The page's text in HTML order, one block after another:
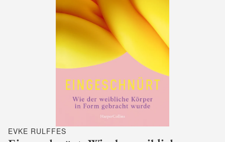
EVKE RULFFES